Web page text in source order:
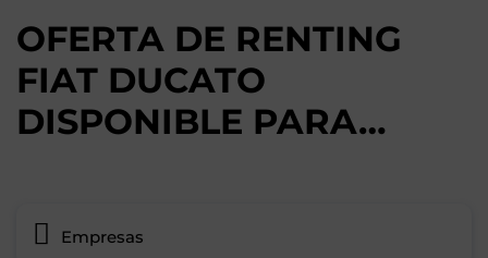
OFERTA DE RENTING
FIAT DUCATO
DISPONIBLE PARA…
Empresas